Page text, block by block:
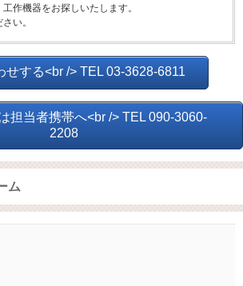
作機器をお探しいたします。
い。
せする<br /> TEL 03-3628-6811
担当者携帯へ<br /> TEL 090-3060-
2208
ム